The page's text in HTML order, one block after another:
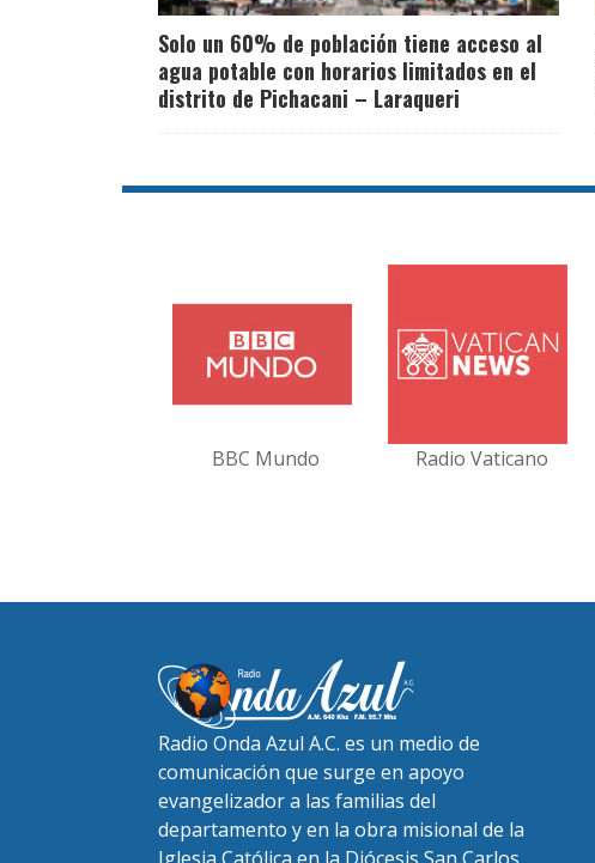
Solo un 60% de población tiene acceso al
agua potable con horarios limitados en el
distrito de Pichacani – Laraqueri
BBC Mundo Radio Vaticano
Radio Onda Azul A.C. es un medio de
comunicación que surge en apoyo
evangelizador a las familias del
departamento y en la obra misional de la
Iglesia Católica en la Diócesis San Carlos